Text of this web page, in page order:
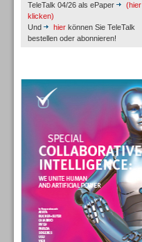
TeleTalk 04/26 als ePaper
(hier
klicken)
Und
hier können Sie TeleTalk
bestellen oder abonnieren!
Personal
Inbound